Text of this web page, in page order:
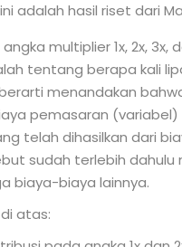
adalah hasil riset dari
multiplier 1x, 2x, 3x,
tentang berapa kali
menandakan
pemasaran (variabel)
telah dihasilkan dari
sudah terlebih
biaya-biaya lainnya.
atas: